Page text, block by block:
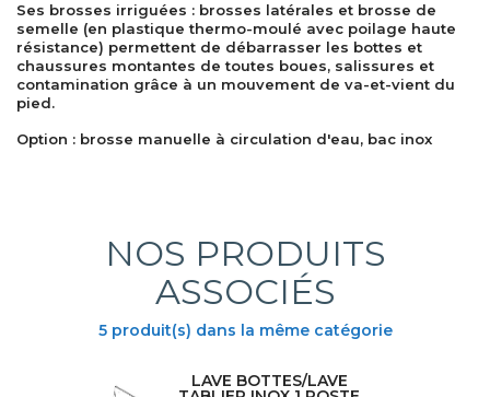
NOS PRODUITS
ASSOCIÉS
5 produit(s) dans la même catégorie
LAVE BOTTES/LAVE
Ses brosses irriguées : brosses latérales et brosse de
semelle (en plastique thermo-moulé avec poilage haute
résistance) permettent de débarrasser les bottes et
chaussures montantes de toutes boues, salissures et
contamination grâce à un mouvement de va-et-vient du
pied.
Option : brosse manuelle à circulation d'eau, bac inox